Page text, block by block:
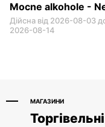
Mocne alkohole -
Дійсна від 2026-08-03
2026-08-14
МАГАЗИНИ